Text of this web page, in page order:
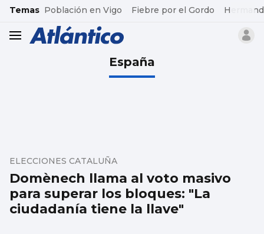
common.go-to-content
Temas Población en Vigo Fiebre por el Gordo
header.menu.open
España
Domènech llama al voto masivo
para superar los bloques: "La
ciudadanía tiene la llave"
ELECCIONES CATALUÑA